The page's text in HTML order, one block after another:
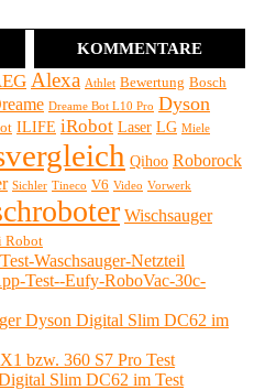
KOMMENTARE
Alexa Athlet Bewertung Bosch
Dreame Bot L10 Pro Dyson
ILIFE iRobot Laser LG Miele
Qihoo Roborock
Sichler Tineco V6 Video Vorwerk
Wischsauger
Robot
Waschsauger-Netzteil
Test--Eufy-RoboVac-30c-
Dyson Digital Slim DC62 im
bzw. 360 S7 Pro Test
Slim DC62 im Test